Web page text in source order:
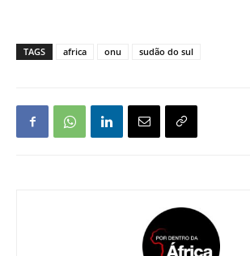
TAGS africa onu sudão do sul